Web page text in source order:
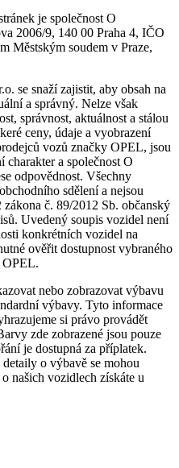
je společnost O
2006/9, 140 00 Praha 4, IČO
Městským soudem v Praze,
se snaží zajistit, aby obsah na
a správný. Nelze však
správnost, aktuálnost a stálou
ceny, údaje a vyobrazení
vozů značky OPEL, jsou
charakter a společnost O
odpovědnost. Všechny
sdělení a nejsou
č. 89/2012 Sb. občanský
Uvedený soupis vozidel není
konkrétních vozidel na
ověřit dostupnost vybraného
OPEL.
nebo zobrazovat výbavu
výbavy. Tyto informace
si právo provádět
zde zobrazené jsou pouze
je dostupná za příplatek.
o výbavě se mohou
našich vozidlech získáte u